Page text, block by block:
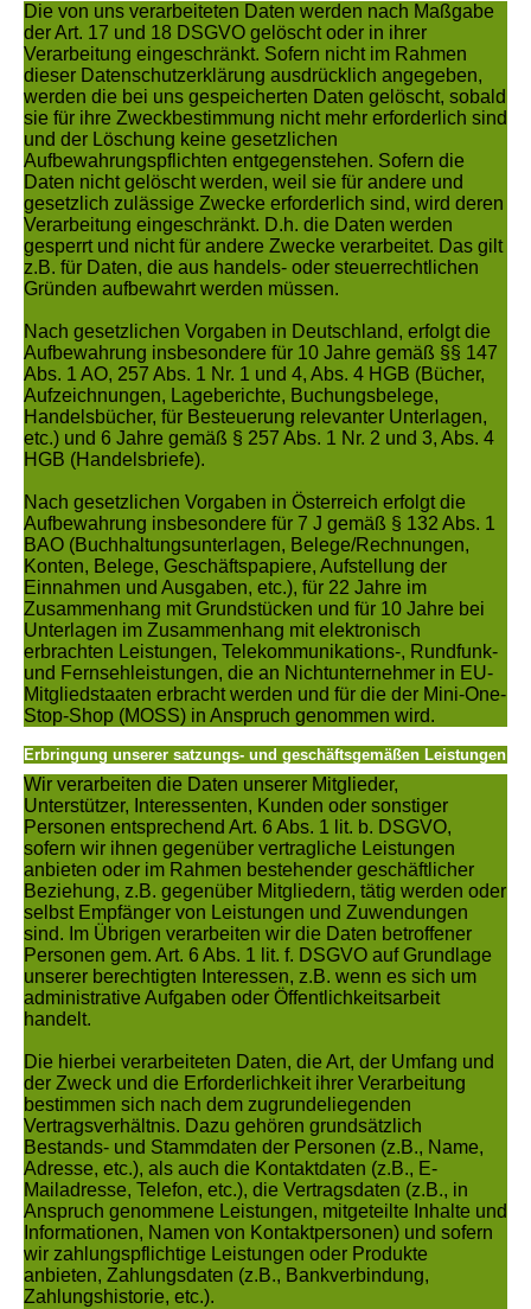
Die von uns verarbeiteten Daten werden nach Maßgabe
der Art. 17 und 18 DSGVO gelöscht oder in ihrer
Verarbeitung eingeschränkt. Sofern nicht im Rahmen
dieser Datenschutzerklärung ausdrücklich angegeben,
werden die bei uns gespeicherten Daten gelöscht, sobald
sie für ihre Zweckbestimmung nicht mehr erforderlich sind
und der Löschung keine gesetzlichen
Aufbewahrungspflichten entgegenstehen. Sofern die
Daten nicht gelöscht werden, weil sie für andere und
gesetzlich zulässige Zwecke erforderlich sind, wird deren
Verarbeitung eingeschränkt. D.h. die Daten werden
gesperrt und nicht für andere Zwecke verarbeitet. Das gilt
z.B. für Daten, die aus handels- oder steuerrechtlichen
Gründen aufbewahrt werden müssen.
Nach gesetzlichen Vorgaben in Deutschland, erfolgt die
Aufbewahrung insbesondere für 10 Jahre gemäß §§ 147
Abs. 1 AO, 257 Abs. 1 Nr. 1 und 4, Abs. 4 HGB (Bücher,
Aufzeichnungen, Lageberichte, Buchungsbelege,
Handelsbücher, für Besteuerung relevanter Unterlagen,
etc.) und 6 Jahre gemäß § 257 Abs. 1 Nr. 2 und 3, Abs. 4
HGB (Handelsbriefe).
Nach gesetzlichen Vorgaben in Österreich erfolgt die
Aufbewahrung insbesondere für 7 J gemäß § 132 Abs. 1
BAO (Buchhaltungsunterlagen, Belege/Rechnungen,
Konten, Belege, Geschäftspapiere, Aufstellung der
Einnahmen und Ausgaben, etc.), für 22 Jahre im
Zusammenhang mit Grundstücken und für 10 Jahre bei
Unterlagen im Zusammenhang mit elektronisch
erbrachten Leistungen, Telekommunikations-, Rundfunk-
und Fernsehleistungen, die an Nichtunternehmer in EU-
Mitgliedstaaten erbracht werden und für die der Mini-One-
Stop-Shop (MOSS) in Anspruch genommen wird.
Erbringung unserer satzungs- und geschäftsgemäßen Leistungen
Wir verarbeiten die Daten unserer Mitglieder,
Unterstützer, Interessenten, Kunden oder sonstiger
Personen entsprechend Art. 6 Abs. 1 lit. b. DSGVO,
sofern wir ihnen gegenüber vertragliche Leistungen
anbieten oder im Rahmen bestehender geschäftlicher
Beziehung, z.B. gegenüber Mitgliedern, tätig werden oder
selbst Empfänger von Leistungen und Zuwendungen
sind. Im Übrigen verarbeiten wir die Daten betroffener
Personen gem. Art. 6 Abs. 1 lit. f. DSGVO auf Grundlage
unserer berechtigten Interessen, z.B. wenn es sich um
administrative Aufgaben oder Öffentlichkeitsarbeit
handelt.
Die hierbei verarbeiteten Daten, die Art, der Umfang und
der Zweck und die Erforderlichkeit ihrer Verarbeitung
bestimmen sich nach dem zugrundeliegenden
Vertragsverhältnis. Dazu gehören grundsätzlich
Bestands- und Stammdaten der Personen (z.B., Name,
Adresse, etc.), als auch die Kontaktdaten (z.B., E-
Mailadresse, Telefon, etc.), die Vertragsdaten (z.B., in
Anspruch genommene Leistungen, mitgeteilte Inhalte und
Informationen, Namen von Kontaktpersonen) und sofern
wir zahlungspflichtige Leistungen oder Produkte
anbieten, Zahlungsdaten (z.B., Bankverbindung,
Zahlungshistorie, etc.).